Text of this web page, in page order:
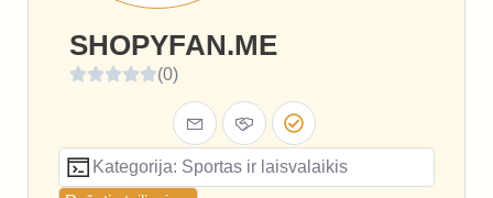
SHOPYFAN.ME
(0)
Kategorija: Sportas ir laisvalaikis